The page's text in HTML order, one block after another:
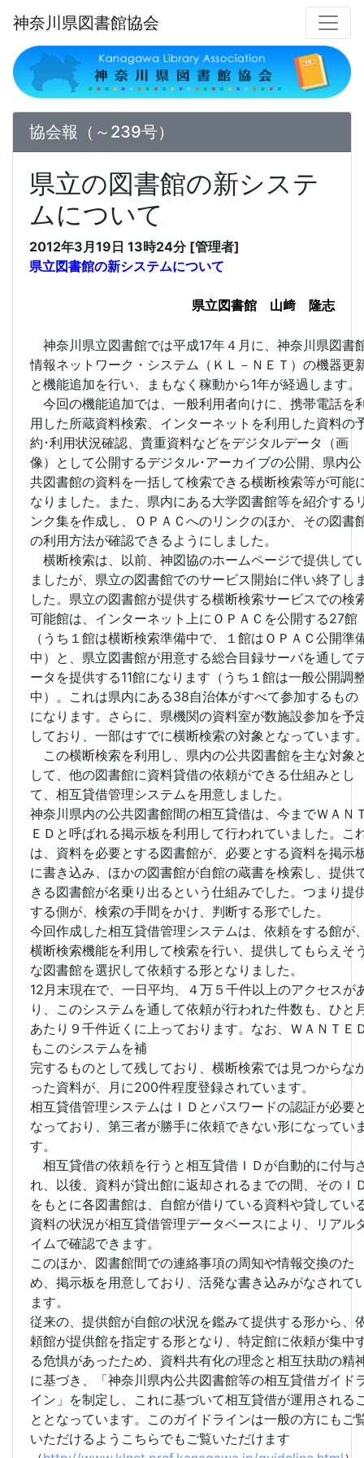
神奈川県図書館協会
協会報（～239号）
県立の図書館の新システ
ムについて
2012年3月19日 13時24分 [管理者]
県立図書館の新システムについて
県立図書館 山﨑 隆志
神奈川県立図書館では平成17年４月に、神奈川県図書
情報ネットワーク・システム（ＫＬ－ＮＥＴ）の機器更
と機能追加を行い、まもなく稼動から1年が経過します。
今回の機能追加では、一般利用者向けに、携帯電話を
用した所蔵資料検索、インターネットを利用した資料の
約･利用状況確認、貴重資料などをデジタルデータ（画
像）として公開するデジタル･アーカイブの公開、県内公
共図書館の資料を一括して検索できる横断検索等が可能
なりました。また、県内にある大学図書館等を紹介する
ンク集を作成し、ＯＰＡＣへのリンクのほか、その図書
の利用方法が確認できるようにしました。
横断検索は、以前、神図協のホームページで提供して
ましたが、県立の図書館でのサービス開始に伴い終了し
した。県立の図書館が提供する横断検索サービスでの検
可能館は、インターネット上にＯＰＡＣを公開する27館
（うち１館は横断検索準備中で、１館はＯＰＡＣ公開準
中）と、県立図書館が用意する総合目録サーバを通して
ータを提供する11館になります（うち１館は一般公開調
中）。これは県内にある38自治体がすべて参加するもの
になります。さらに、県機関の資料室が数施設参加を予
しており、一部はすでに横断検索の対象となっています
この横断検索を利用し、県内の公共図書館を主な対象
して、他の図書館に資料貸借の依頼ができる仕組みとし
て、相互貸借管理システムを用意しました。
神奈川県内の公共図書館間の相互貸借は、今までＷＡＮ
ＥＤと呼ばれる掲示板を利用して行われていました。こ
は、資料を必要とする図書館が、必要とする資料を掲示
に書き込み、ほかの図書館が自館の蔵書を検索し、提供
きる図書館が名乗り出るという仕組みでした。つまり提
する側が、検索の手間をかけ、判断する形でした。
今回作成した相互貸借管理システムは、依頼をする館が
横断検索機能を利用して検索を行い、提供してもらえそ
な図書館を選択して依頼する形となりました。
12月末現在で、一日平均、４万５千件以上のアクセスが
り、このシステムを通して依頼が行われた件数も、ひと
あたり９千件近くに上っております。なお、ＷＡＮＴＥ
もこのシステムを補
完するものとして残しており、横断検索では見つからな
った資料が、月に200件程度登録されています。
相互貸借管理システムはＩＤとパスワードの認証が必要
なっており、第三者が勝手に依頼できない形になってい
す。
相互貸借の依頼を行うと相互貸借ＩＤが自動的に付与
れ、以後、資料が貸出館に返却されるまでの間、そのＩ
をもとに各図書館は、自館が借りている資料や貸してい
資料の状況が相互貸借管理データベースにより、リアル
イムで確認できます。
このほか、図書館間での連絡事項の周知や情報交換のた
め、掲示板を用意しており、活発な書き込みがなされて
ます。
従来の、提供館が自館の状況を鑑みて提供する形から、
頼館が提供館を指定する形となり、特定館に依頼が集中
る危惧があったため、資料共有化の理念と相互扶助の精
に基づき、「神奈川県内公共図書館等の相互貸借ガイド
イン」を制定し、これに基づいて相互貸借が運用される
ととなっています。このガイドラインは一般の方にもご
いただけるようこちらでもご覧いただけます